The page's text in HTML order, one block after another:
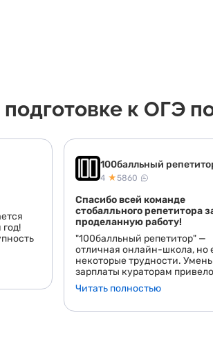
к ОГЭ
100балльный
4 ★5860
Спасибо всей команде
стобалльного репетитора
проделанную работу!
"100балльный репетитор" —
отличная онлайн-школа, но
некоторые трудности.
зарплаты кураторам
частым сменам их состава.
Несмотря на это, у меня был
Читать полностью